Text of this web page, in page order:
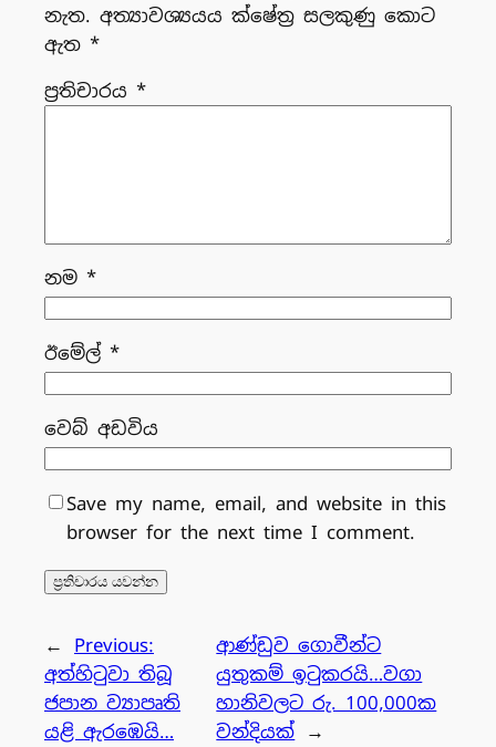
නැත. අත්‍යාවශ්‍යයය ක්ෂේත්‍ර සලකුණු කොට
ඇත *
ප්‍රතිචාරය *
නම *
ඊමේල් *
වෙබ් අඩවිය
Save my name, email, and website in this
browser for the next time I comment.
←
Previous:
අත්හිටුවා තිබූ
ජපාන ව්‍යාපෘති
යළි ඇරඹෙයි…
ආණ්ඩුව ගොවීන්ට
යුතුකම් ඉටුකරයි…වගා
හානිවලට රු. 100,000ක
වන්දියක් →